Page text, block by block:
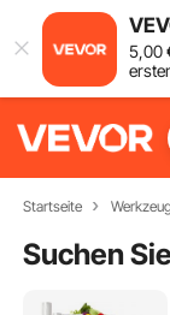
5,00
Startseite
Suchen